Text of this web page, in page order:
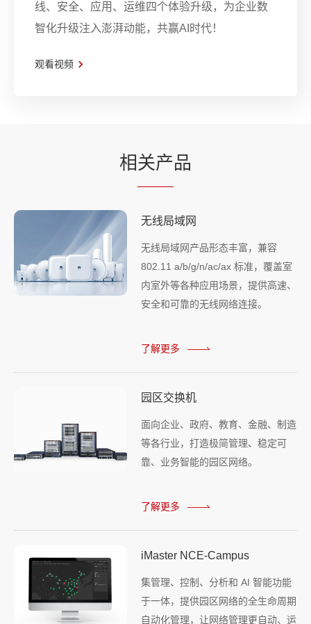
线、安全、应用、运维四个体验升级，为企业数
智化升级注入澎湃动能，共赢AI时代！
观看视频
相关产品
无线局域网
无线局域网产品形态丰富，兼容
802.11 a/b/g/n/ac/ax 标准，覆盖室
内室外等各种应用场景，提供高速、
安全和可靠的无线网络连接。
了解更多
园区交换机
面向企业、政府、教育、金融、制造
等各行业，打造极简管理、稳定可
靠、业务智能的园区网络。
了解更多
iMaster NCE-Campus
集管理、控制、分析和 AI 智能功能
于一体，提供园区网络的全生命周期
自动化管理，让网络管理更自动、运